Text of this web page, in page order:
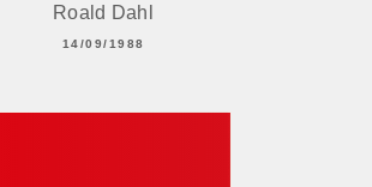
Roald Dahl
14/09/1988